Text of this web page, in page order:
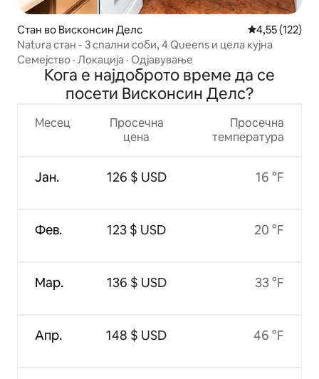
Стан во Висконсин Делс Просечна
4,55 (122)
Natura стан - 3 спални соби, 4 Queens и цела кујна
Семејство · Локација · Одјавување
Кога е најдоброто време да се
посети Висконсин Делс?
Месец
Јан.
Фев.
Мар.
Апр.
Просечна
цена
126 $ USD
123 $ USD
136 $ USD
148 $ USD
Просечна
температура
16 °F
20 °F
33 °F
46 °F